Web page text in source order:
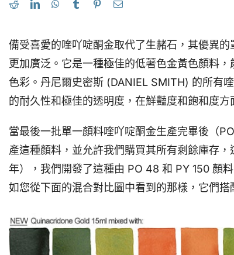
備受喜愛的喹吖啶酮金取代了生赭石，其優異
更加廣泛。它是一種極佳的低著色金黃色顏料
色彩。丹尼爾史密斯 (DANIEL SMITH) 的所有
的耐久性和極佳的透明度，在鮮豔度和飽和度方
當最後一批單一顏料喹吖啶酮金生產完畢後（
產這種顏料，並允許我們購買其所有剩餘庫存，
年），我們開發了這種由 PO 48 和 PY 150 顏
如您從下面的混合對比圖中看到的那樣，它們搭